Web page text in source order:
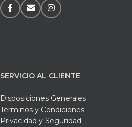
SERVICIO AL CLIENTE
Disposiciones Generales
Términos y Condiciones
Privacidad y Seguridad